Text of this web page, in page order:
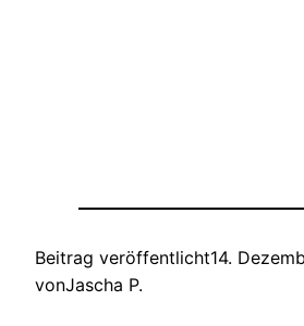
Beitrag veröffentlicht14.
vonJascha P.